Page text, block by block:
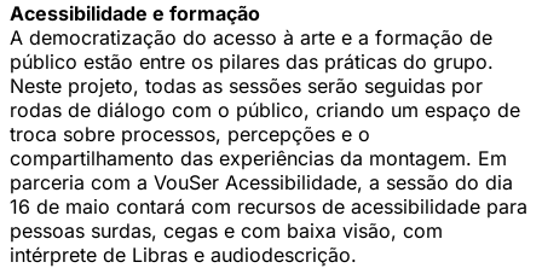
Acessibilidade e formação
A democratização do acesso à arte e a formação de
público estão entre os pilares das práticas do grupo.
Neste projeto, todas as sessões serão seguidas por
rodas de diálogo com o público, criando um espaço de
troca sobre processos, percepções e o
compartilhamento das experiências da montagem. Em
parceria com a VouSer Acessibilidade, a sessão do dia
16 de maio contará com recursos de acessibilidade para
pessoas surdas, cegas e com baixa visão, com
intérprete de Libras e audiodescrição.